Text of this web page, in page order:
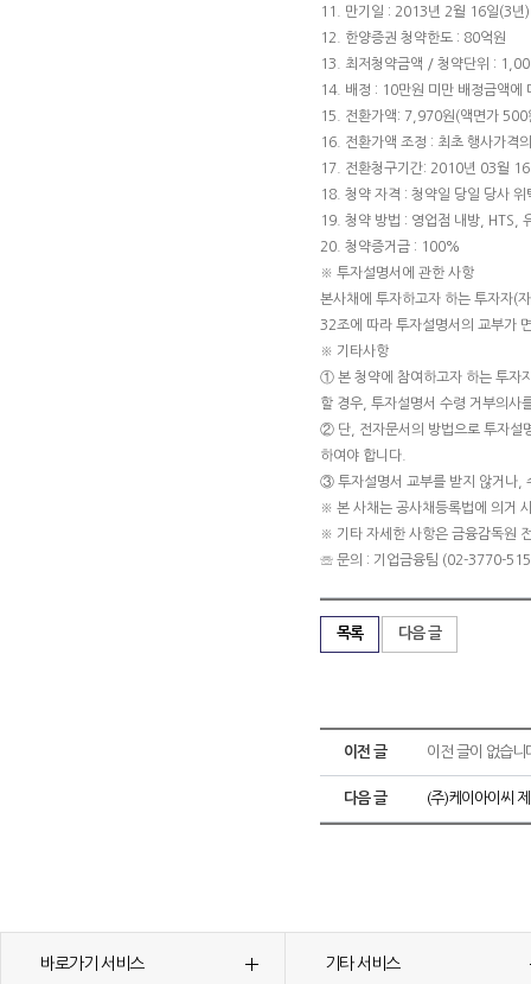
11. 만기일 : 2013년 2월 16일(3년)
12. 한양증권 청약한도 : 80억원
13. 최저청약금액 / 청약단위 :
14. 배정 : 10만원 미만 배정금액에
15. 전환가액: 7,970원(액면가 500
16. 전환가액 조정 : 최초 행사가격
17. 전환청구기간: 2010년 03월
18. 청약 자격 : 청약일 당일 당사
19. 청약 방법 : 영업점 내방, HTS,
20. 청약증거금 : 100%
※ 투자설명서에 관한 사항
본사채에 투자하고자 하는 투자자(
32조에 따라 투자설명서의 교부가
※ 기타사항
① 본 청약에 참여하고자 하는 투자
할 경우, 투자설명서 수령 거부의사
② 단, 전자문서의 방법으로 투자설
하여야 합니다.
③ 투자설명서 교부를 받지 않거나,
※ 본 사채는 공사채등록법에 의거
※ 기타 자세한 사항은 금융감독원
☏ 문의 : 기업금융팀 (02-3770-
목록 다음 글
이전 글 이전 글이 없습니
다음 글 (주)케이아이씨
바로가기 서비스 기타 서비스